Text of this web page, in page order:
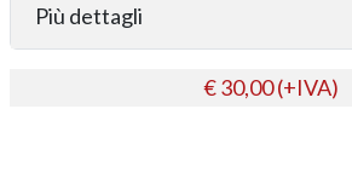
Più dettagli
€ 30,00 (+IVA)